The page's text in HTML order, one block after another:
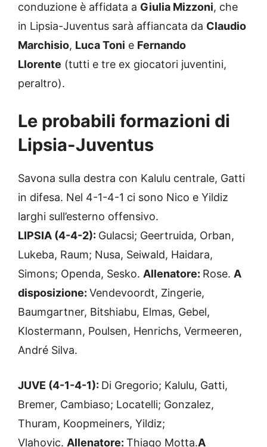
conduzione è affidata a Giulia Mizzoni, che
in Lipsia-Juventus sarà affiancata da Claudio
Marchisio, Luca Toni e Fernando
Llorente (tutti e tre ex giocatori juventini,
peraltro).
Le probabili formazioni di
Lipsia-Juventus
Savona sulla destra con Kalulu centrale, Gatti
in difesa. Nel 4-1-4-1 ci sono Nico e Yildiz
larghi sull’esterno offensivo.
LIPSIA (4-4-2): Gulacsi; Geertruida, Orban,
Lukeba, Raum; Nusa, Seiwald, Haidara,
Simons; Openda, Sesko. Allenatore: Rose. A
disposizione: Vendevoordt, Zingerie,
Baumgartner, Bitshiabu, Elmas, Gebel,
Klostermann, Poulsen, Henrichs, Vermeeren,
André Silva.
JUVE (4-1-4-1): Di Gregorio; Kalulu, Gatti,
Bremer, Cambiaso; Locatelli; Gonzalez,
Thuram, Koopmeiners, Yildiz;
Vlahovic. Allenatore: Thiago Motta.A